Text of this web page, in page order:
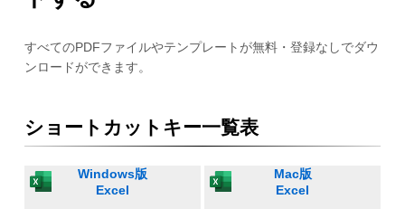
すべてのPDFファイルやテンプレートが無料・登録なしでダウ
ンロードができます。
ショートカットキー一覧表
Windows版
Excel
Mac版
Excel